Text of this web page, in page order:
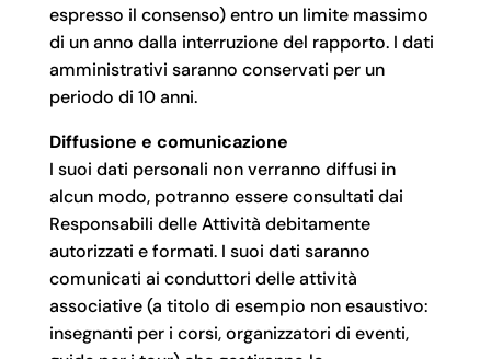
espresso il consenso) entro un limite massimo
di un anno dalla interruzione del rapporto. I dati
amministrativi saranno conservati per un
periodo di 10 anni.
Diffusione e comunicazione
I suoi dati personali non verranno diffusi in
alcun modo, potranno essere consultati dai
Responsabili delle Attività debitamente
autorizzati e formati. I suoi dati saranno
comunicati ai conduttori delle attività
associative (a titolo di esempio non esaustivo:
insegnanti per i corsi, organizzatori di eventi,